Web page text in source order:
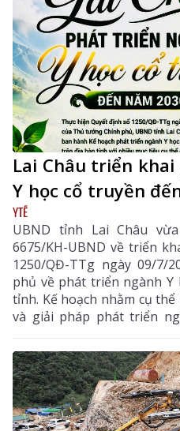
Lai Châu triển
Y học cổ truyền
YTẾ
UBND tỉnh Lai Châu
6675/KH-UBND về triển
1250/QĐ-TTg ngày 09/7/
phủ về phát triển ngành
tỉnh. Kế hoạch nhằm cụ
và giải pháp phát triển
hướng hiện đại, hiệu
hợp y học cổ truyền với y
năng dược liệu của địa
chất lượng chăm sóc,
thúc đẩy phát triển kinh tế